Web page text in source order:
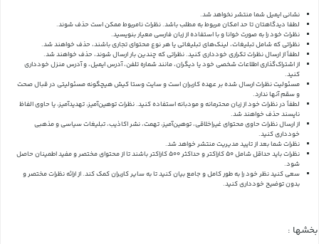
نشانی ایمیل شما منتشر نخواهد شد.
لطفا دیدگاهتان تا حد امکان مربوط به مطلب باشد. نظرات نامربوط ممکن است حذف شوند.
نظرات خود را به صورت خوانا و با استفاده از زبان فارسی معیار بنویسید.
نظراتی که شامل تبلیغات، لینک‌های تبلیغاتی یا هر نوع محتوای تجاری باشند، حذف خواهند شد.
لطفاً از ارسال نظرات تکراری خودداری کنید. نظراتی که چندین بار ارسال شوند، حذف خواهند شد.
از اشتراک‌گذاری اطلاعات شخصی خود یا دیگران، مانند شماره تلفن، آدرس ایمیل، و آدرس منزل خودداری
کنید.
مسئولیت نظرات ارسال شده بر عهده کاربران است و سایت وستا کیش هیچگونه مسئولیتی در قبال صحت
و سقم آنها ندارد.
لطفاً در نظرات خود از زبان محترمانه و مودبانه استفاده کنید. نظرات توهین‌آمیز، تهدیدآمیز، یا حاوی الفاظ
ناپسند حذف خواهند شد.
از ارسال نظرات حاوی محتوای غیراخلاقی، توهین‌آمیز، تهمت، نشر اکاذیب، تبلیغات سیاسی و مذهبی
خودداری کنید.
نظرات شما بعد از تایید مدیریت منتشر خواهد شد.
نظرات باید حداقل شامل 50 کاراکتر و حداکثر 500 کاراکتر باشند تا از محتوای مختصر و مفید اطمینان حاصل
شود.
سعی کنید نظر خود را به طور کامل و جامع بیان کنید تا به سایر کاربران کمک کند.از ارائه نظرات مختصر و
بدون توضیح خودداری کنید.
بخشها :